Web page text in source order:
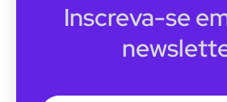
Inscreva-se